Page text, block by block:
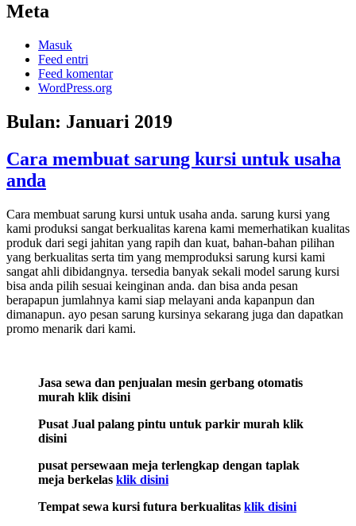
Meta
Masuk
Feed entri
Feed komentar
WordPress.org
Bulan: Januari 2019
Cara membuat sarung kursi untuk usaha
anda
Cara membuat sarung kursi untuk usaha anda. sarung kursi yang
kami produksi sangat berkualitas karena kami memerhatikan kualitas
produk dari segi jahitan yang rapih dan kuat, bahan-bahan pilihan
yang berkualitas serta tim yang memproduksi sarung kursi kami
sangat ahli dibidangnya. tersedia banyak sekali model sarung kursi
bisa anda pilih sesuai keinginan anda. dan bisa anda pesan
berapapun jumlahnya kami siap melayani anda kapanpun dan
dimanapun. ayo pesan sarung kursinya sekarang juga dan dapatkan
promo menarik dari kami.
Jasa sewa dan penjualan mesin gerbang otomatis
murah klik disini
Pusat Jual palang pintu untuk parkir murah klik
disini
pusat persewaan meja terlengkap dengan taplak
meja berkelas klik disini
Tempat sewa kursi futura berkualitas klik disini